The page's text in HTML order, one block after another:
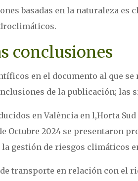
basadas en la naturaleza es
conclusiones
en el documento al que
de la publicación; las
en València en l,Horta
Octubre 2024 se presentaron
gestión de riesgos climáticos
transporte en relación con el